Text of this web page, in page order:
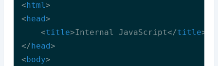
<html>
<head>
<title>Internal JavaScript</title>
</head>
<body>